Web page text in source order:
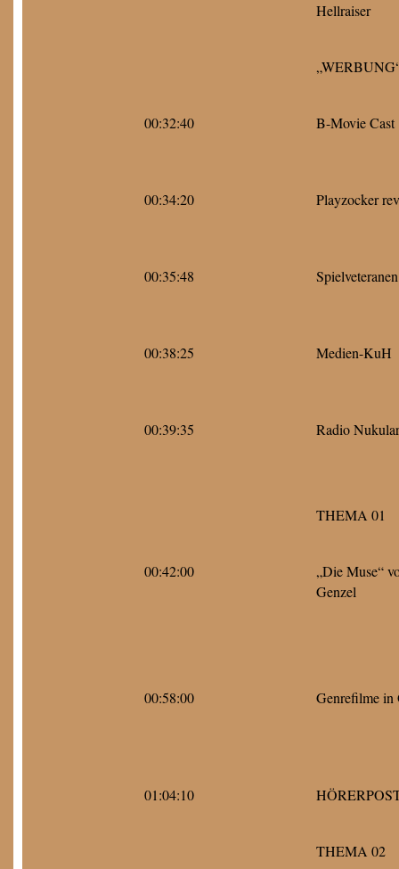
Hellraiser
00:32:40 B-Movie Cast
00:34:20 Playzocker
00:35:48 Spielveteranen
00:38:25 Medien-KuH
00:39:35 Radio Nukular
THEMA 01
00:42:00
„Die Muse“
Genzel
00:58:00 Genrefilme in
01:04:10
THEMA 02